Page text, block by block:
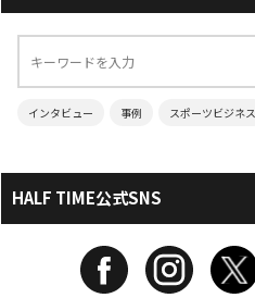
インタビュー 事例 スポーツビジネス
HALF TIME公式SNS